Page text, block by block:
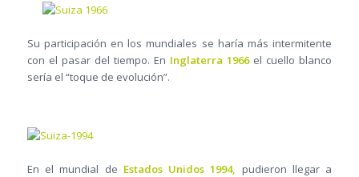
Su participación en los mundiales se haría más intermitente
con el pasar del tiempo. En Inglaterra 1966el cuello blanco
sería el “toque de evolución”.
En el mundial de Estados Unidos 1994, pudieron llegar a